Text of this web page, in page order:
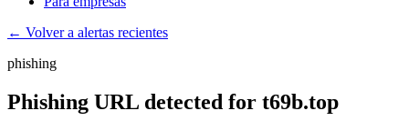
← Volver a alertas recientes
phishing
Phishing URL detected for t69b.top